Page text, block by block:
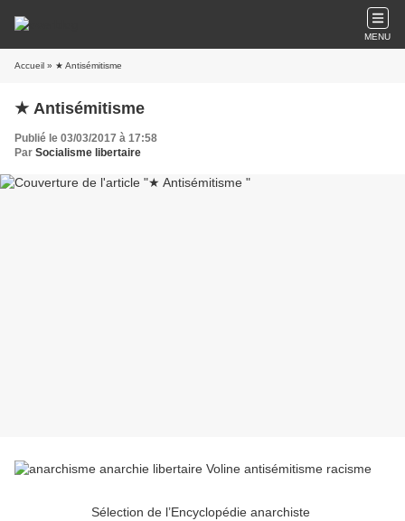
MENU
Accueil » ★ Antisémitisme
★ Antisémitisme
Publié le 03/03/2017 à 17:58
Par Socialisme libertaire
Sélection de l’Encyclopédie anarchiste